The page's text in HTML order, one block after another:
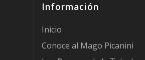
Información
Inicio
Conoce al Mago Picanini